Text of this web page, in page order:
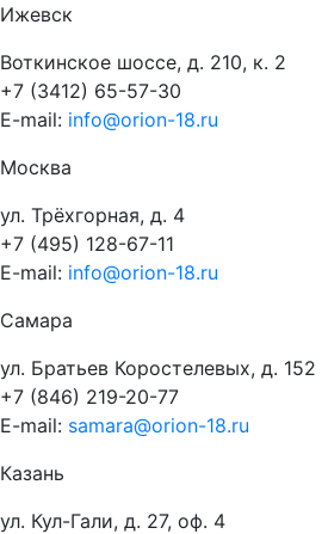
Ижевск
Воткинское шоссе, д. 210, к. 2
+7 (3412) 65-57-30
E-mail: info@orion-18.ru
Москва
ул. Трёхгорная, д. 4
+7 (495) 128-67-11
E-mail: info@orion-18.ru
Самара
ул. Братьев Коростелевых, д. 152
+7 (846) 219-20-77
E-mail: samara@orion-18.ru
Казань
ул. Кул-Гали, д. 27, оф. 4